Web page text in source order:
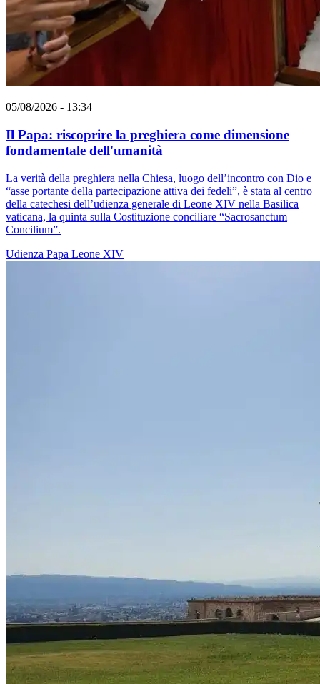
05/08/2026 - 13:34
Il Papa: riscoprire la preghiera come dimensione
fondamentale dell'umanità
La verità della preghiera nella Chiesa, luogo dell’incontro con Dio e
“asse portante della partecipazione attiva dei fedeli”, è stata al centro
della catechesi dell’udienza generale di Leone XIV nella Basilica
vaticana, la quinta sulla Costituzione conciliare “Sacrosanctum
Concilium”.
Udienza Papa Leone XIV